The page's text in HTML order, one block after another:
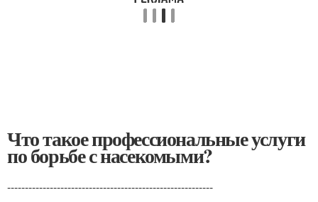
Что такое профессиональные услуги
по борьбе с насекомыми?
----------------------------------------------------------